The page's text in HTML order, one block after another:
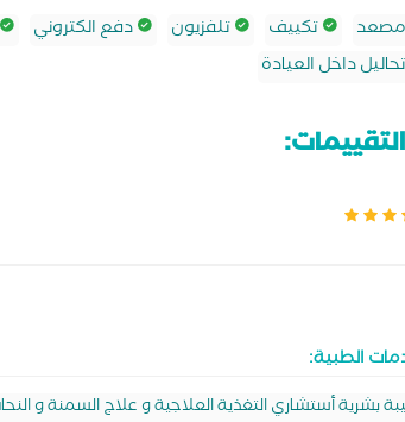
مصعد
تكييف تلفزيون دفع الكتروني
تحاليل داخل العيادة
التقييمات:
الطبية: